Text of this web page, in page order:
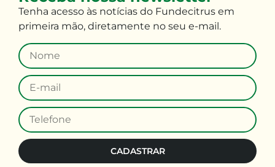
Tenha acesso às notícias do Fundecitrus em
primeira mão, diretamente no seu e-mail.
CADASTRAR